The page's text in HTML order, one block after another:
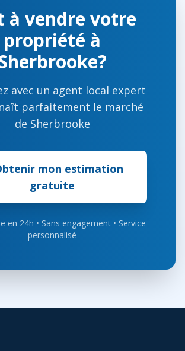
à vendre votre
propriété à
avec un agent local expert
parfaitement le marché
de Sherbrooke
mon estimation
gratuite
en 24h • Sans engagement • Service
personnalisé